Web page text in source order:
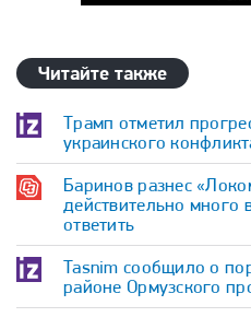
Читайте также
Трамп отметил
украинского
Баринов разнес
действительно много
ответить
Tasnim сообщило о
районе Ормузского